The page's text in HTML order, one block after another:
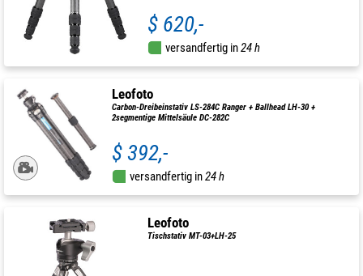
$ 620,-
versandfertig in24 h
Leofoto
Carbon-Dreibeinstativ LS-284C Ranger + Ballhead LH-30 +
2segmentige Mittelsäule DC-282C
$ 392,-
versandfertig in24 h
Leofoto
Tischstativ MT-03+LH-25